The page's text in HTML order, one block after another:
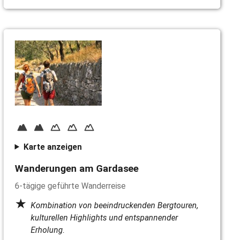
Karte anzeigen
Wanderungen am Gardasee
6-tägige geführte Wanderreise
Kombination von beeindruckenden Bergtouren,
kulturellen Highlights und entspannender
Erholung.